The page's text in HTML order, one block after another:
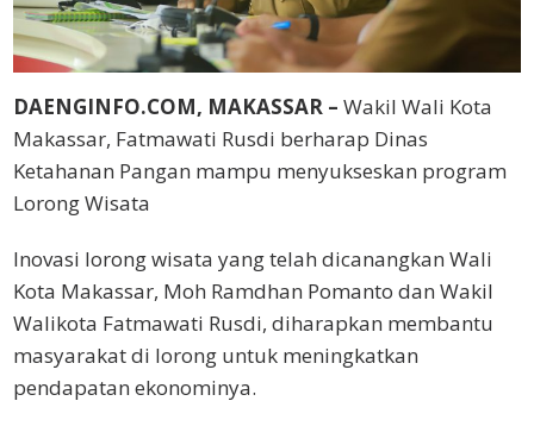
DAENGINFO.COM, MAKASSAR – Wakil Wali Kota
Makassar, Fatmawati Rusdi berharap Dinas
Ketahanan Pangan mampu menyukseskan program
Lorong Wisata
Inovasi lorong wisata yang telah dicanangkan Wali
Kota Makassar, Moh Ramdhan Pomanto dan Wakil
Walikota Fatmawati Rusdi, diharapkan membantu
masyarakat di lorong untuk meningkatkan
pendapatan ekonominya.